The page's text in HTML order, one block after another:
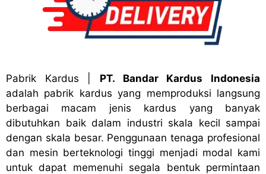
Pabrik Kardus
PT. Bandar Kardus Indonesia
adalah pabrik kardus yang memproduksi langsung
berbagai macam jenis kardus yang banyak
dibutuhkan baik dalam industri skala kecil sampai
dengan skala besar. Penggunaan tenaga profesional
dan mesin berteknologi tinggi menjadi modal kami
untuk dapat memenuhi segala bentuk permintaan